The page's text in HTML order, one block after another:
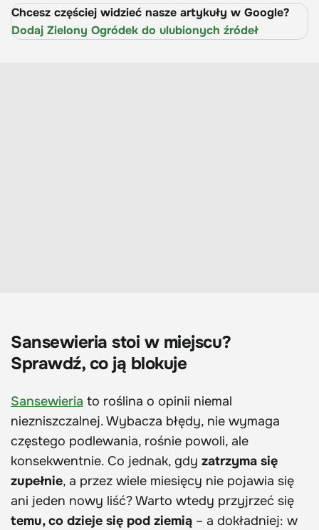
Chcesz częściej widzieć nasze artykuły w Google?
Dodaj Zielony Ogródek do ulubionych źródeł
Sansewieria stoi w miejscu?
Sprawdź, co ją blokuje
Sansewieria to roślina o opinii niemal
niezniszczalnej. Wybacza błędy, nie wymaga
częstego podlewania, rośnie powoli, ale
konsekwentnie. Co jednak, gdy zatrzyma się
zupełnie, a przez wiele miesięcy nie pojawia się
ani jeden nowy liść? Warto wtedy przyjrzeć się
temu, co dzieje się pod ziemią – a dokładniej: w